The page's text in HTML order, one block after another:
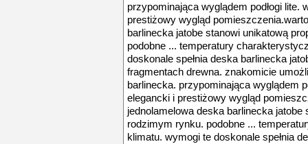
przypominająca wyglądem podłogi lite.
prestiżowy wygląd
barlinecka jatobe stanowi unikatową
podobne ... temperatury
doskonale spełnia deska barlinecka
fragmentach drewna. znakomicie
barlinecka. przypominająca wyglądem
elegancki i prestiżowy wygląd
jednolamelowa deska barlinecka
rodzimym rynku. podobne ...
klimatu. wymogi te doskonale spełnia